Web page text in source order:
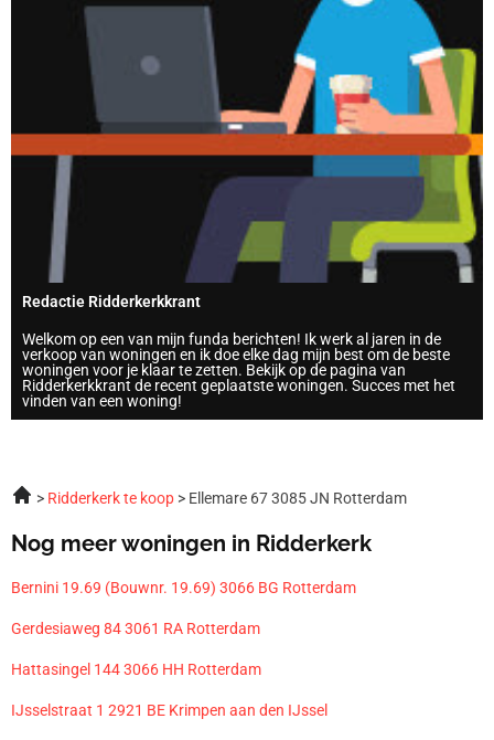
Redactie Ridderkerkkrant
Welkom op een van mijn funda berichten! Ik werk al jaren in de
verkoop van woningen en ik doe elke dag mijn best om de beste
woningen voor je klaar te zetten. Bekijk op de pagina van
Ridderkerkkrant de recent geplaatste woningen. Succes met het
vinden van een woning!
Ridderkerk te koop Ellemare 67 3085 JN Rotterdam
Nog meer woningen in Ridderkerk
Bernini 19.69 (Bouwnr. 19.69) 3066 BG Rotterdam
Gerdesiaweg 84 3061 RA Rotterdam
Hattasingel 144 3066 HH Rotterdam
IJsselstraat 1 2921 BE Krimpen aan den IJssel